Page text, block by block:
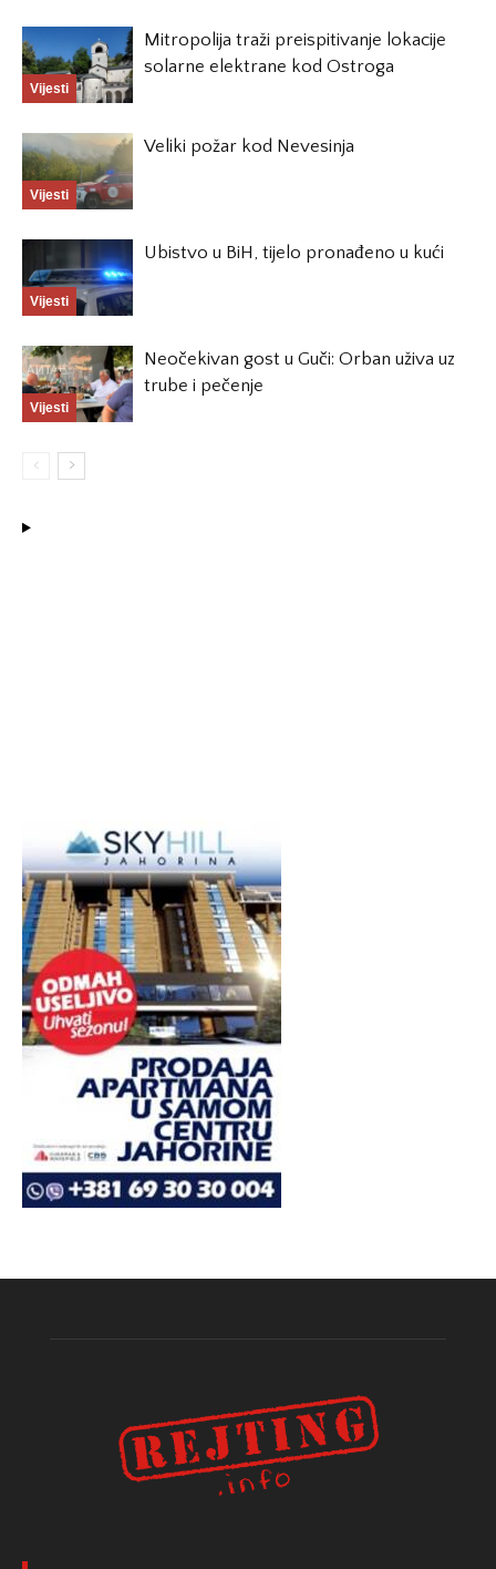
Vijesti
Mitropolija traži preispitivanje lokacije
solarne elektrane kod Ostroga
Vijesti
Veliki požar kod Nevesinja
Vijesti
Ubistvo u BiH, tijelo pronađeno u kući
Vijesti
Neočekivan gost u Guči: Orban uživa uz
trube i pečenje